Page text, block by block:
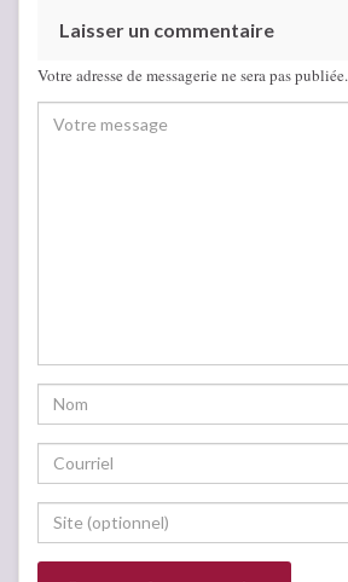
Laisser un commentaire
Votre adresse de messagerie ne sera pas publiée.